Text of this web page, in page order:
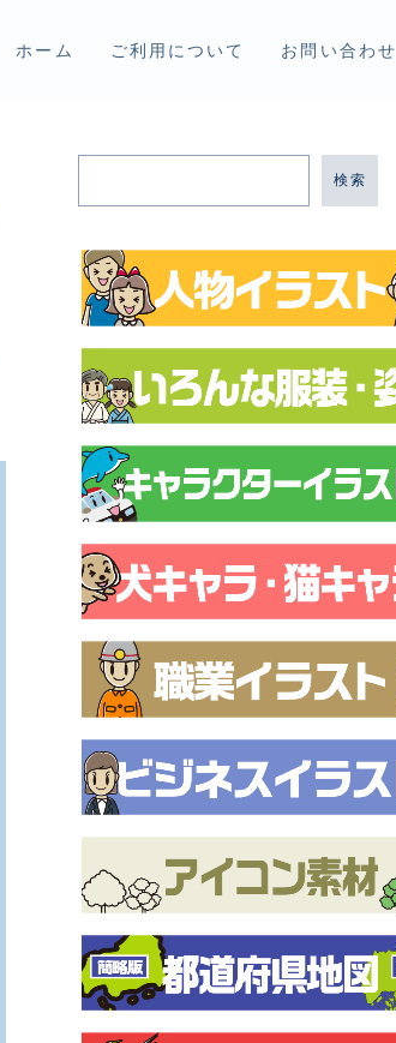
ホーム ご利用について お問い合わせ
検索